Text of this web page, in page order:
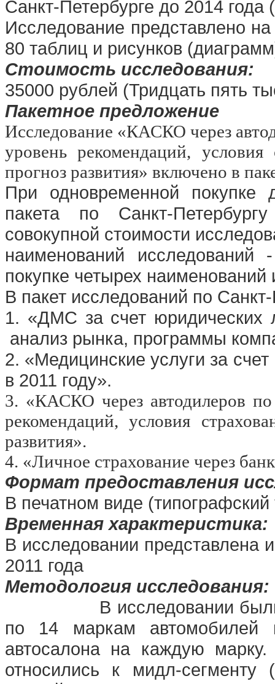
Санкт-Петербурге до 2014 года
Исследование представлено
80 таблиц и рисунков
Стоимость исследования:
35000 рублей (Тридцать пять
Пакетное предложение
Исследование «КАСКО через
уровень рекомендаций,
прогноз развития» включено в
При одновременной покупке
пакета по Санкт-
совокупной стоимости
наименований исследований
покупке четырех
В пакет исследований по
1. «ДМС за счет юридических
анализ рынка, программы
2. «Медицинские услуги за
в 2011 году».
3. «КАСКО через автодилеров
рекомендаций, условия
развития».
4. «Личное страхование через
Формат предоставления
В печатном виде
Временная характеристика:
В исследовании представлена
2011 года
Методология исследования:
В исследовании
по 14 маркам
автосалона на каждую
относились к мидл-сегменту